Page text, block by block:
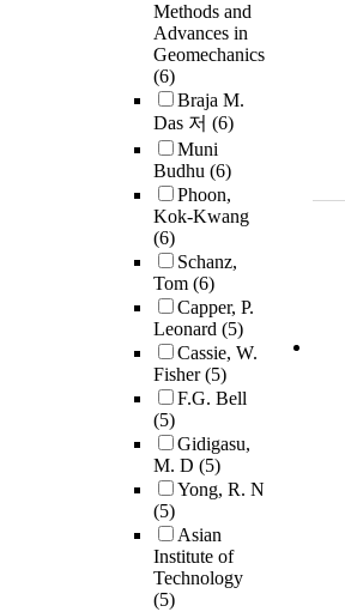
Methods and
Advances in
Geomechanics
(6)
Braja M.
Das 저 (6)
Muni
Budhu (6)
Phoon,
Kok-Kwang
(6)
Schanz,
Tom (6)
Capper, P.
Leonard (5)
Cassie, W.
Fisher(5)
F.G. Bell
(5)
Gidigasu,
M. D (5)
Yong, R. N
(5)
Asian
Institute of
Technology
(5)